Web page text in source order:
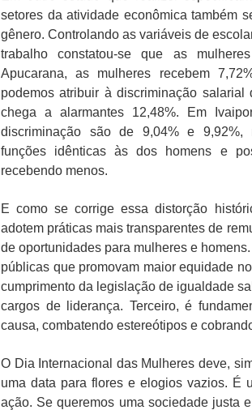
setores da atividade econômica também
gênero. Controlando as variáveis de
trabalho constatou-se que as
Apucarana, as mulheres recebem
podemos atribuir à discriminação
chega a alarmantes 12,48%. Em
discriminação são de 9,04% e 9,92%,
funções idênticas às dos homens e
recebendo menos.
E como se corrige essa distorção
adotem práticas mais transparentes de
de oportunidades para mulheres e
públicas que promovam maior equidade
cumprimento da legislação de igualdade
cargos de liderança. Terceiro, é
causa, combatendo estereótipos e
O Dia Internacional das Mulheres deve,
uma data para flores e elogios vazios. É
ação. Se queremos uma sociedade justa